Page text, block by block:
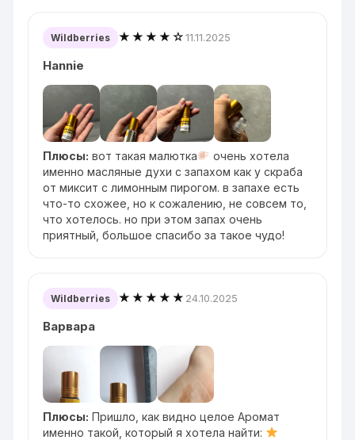
Wildberries ★★★★☆11.11.2025
Hannie
Плюсы: вот такая малютка
очень хотела
именно масляные духи с запахом как у скраба
от миксит с лимонным пирогом. в запахе есть
что-то схожее, но к сожалению, не совсем то,
что хотелось. но при этом запах очень
приятный, большое спасибо за такое чудо!
Wildberries ★★★★★ 24.10.2025
Варвара
Плюсы: Пришло, как видно целое Аромат
именно такой, который я хотела найти: